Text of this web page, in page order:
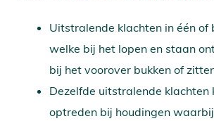
Uitstralende klachten in één of
welke bij het lopen en staan
bij het voorover bukken of
Dezelfde uitstralende klachten
optreden bij houdingen